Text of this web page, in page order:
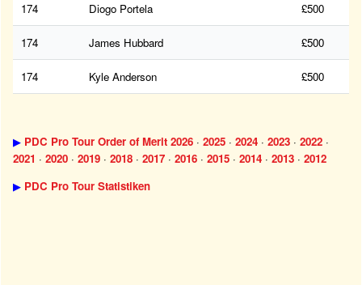
174 Diogo Portela £500
174 James Hubbard £500
174 Kyle Anderson £500
▶ PDC Pro Tour Order of Merit 2026 · 2025 · 2024 · 2023 · 2022 ·
2021 · 2020 · 2019 · 2018 · 2017 · 2016 · 2015 · 2014 · 2013 · 2012
▶ PDC Pro Tour Statistiken